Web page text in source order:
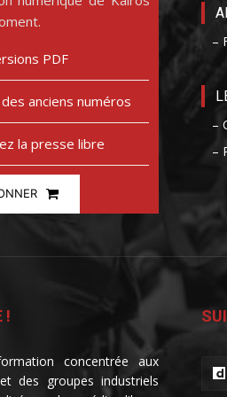
PDF
anciens numéros
la presse libre
–
–
–
!
concentrée aux
des groupes industriels